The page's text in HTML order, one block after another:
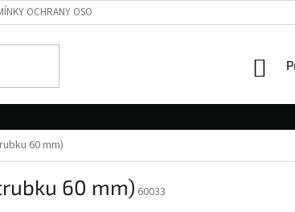
OCHRANY OSOBNÍCH ÚDAJŮ
60 mm)
60 mm) 60033